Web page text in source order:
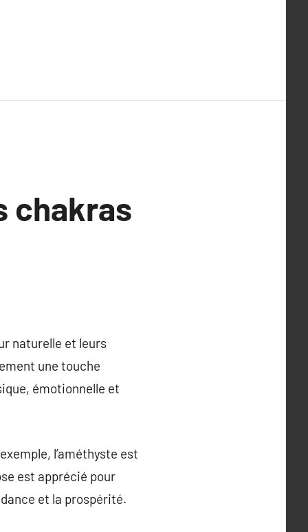
chakras
naturelle et leurs
une touche
émotionnelle et
l’améthyste est
est apprécié pour
et la prospérité.